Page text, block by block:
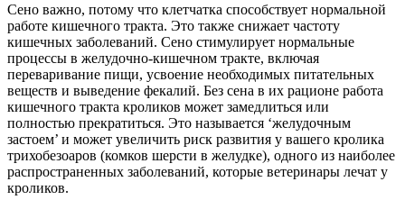
Сено важно, потому что клетчатка способствует нормальной
работе кишечного тракта. Это также снижает частоту
кишечных заболеваний. Сено стимулирует нормальные
процессы в желудочно-кишечном тракте, включая
переваривание пищи, усвоение необходимых питательных
веществ и выведение фекалий. Без сена в их рационе работа
кишечного тракта кроликов может замедлиться или
полностью прекратиться. Это называется ‘желудочным
застоем’ и может увеличить риск развития у вашего кролика
трихобезоаров (комков шерсти в желудке), одного из наиболее
распространенных заболеваний, которые ветеринары лечат у
кроликов.